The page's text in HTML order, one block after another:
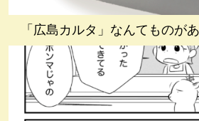
「広島カルタ」なんてものが